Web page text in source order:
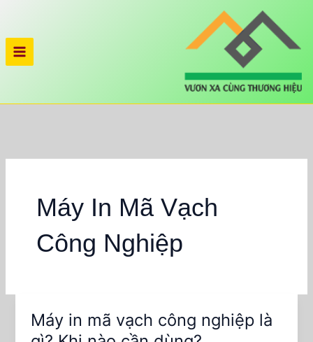
nội
dung
Máy In Mã Vạch
Công Nghiệp
Máy in mã vạch công nghiệp là
Máy